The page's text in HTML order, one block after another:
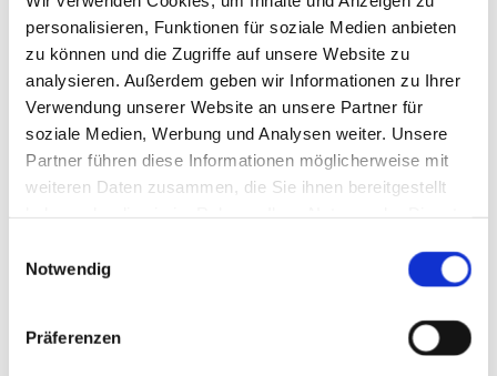
personalisieren, Funktionen für soziale Medien anbieten
zu können und die Zugriffe auf unsere Website zu
analysieren. Außerdem geben wir Informationen zu Ihrer
Verwendung unserer Website an unsere Partner für
soziale Medien, Werbung und Analysen weiter. Unsere
Partner führen diese Informationen möglicherweise mit
weiteren Daten zusammen, die Sie ihnen bereitgestellt
Notwendig
Präferenzen
6
WIE BEWERTEN SIE DIE BETREUUNG DURCH IHRE/N
PERSONALBERATER/IN
Fachkompetenz*
1
2
5